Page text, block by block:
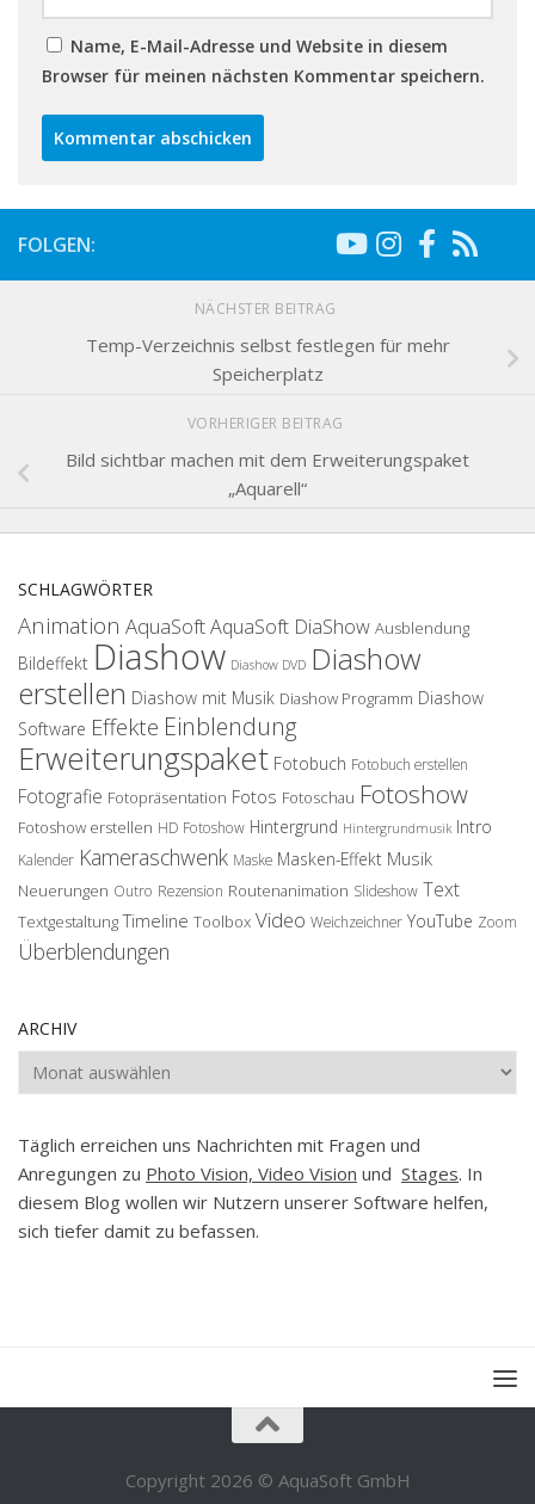
Name, E-Mail-Adresse und Website in diesem
Browser für meinen nächsten Kommentar speichern.
FOLGEN:
NÄCHSTER BEITRAG
Temp-Verzeichnis selbst festlegen für mehr
Speicherplatz
VORHERIGER BEITRAG
Bild sichtbar machen mit dem Erweiterungspaket
„Aquarell“
SCHLAGWÖRTER
Animation AquaSoftAquaSoft DiaShow Ausblendung
Bildeffekt Diashow Diashow DVD Diashow
erstellen Diashow mit Musik Diashow Programm Diashow
Software Effekte Einblendung
Erweiterungspaket Fotobuch Fotobuch erstellen
Fotografie Fotopräsentation Fotos Fotoschau Fotoshow
Fotoshow erstellen HD Fotoshow Hintergrund Hintergrundmusik Intro
Kalender Kameraschwenk Maske Masken-Effekt Musik
Neuerungen Outro Rezension Routenanimation Slideshow Text
Textgestaltung Timeline Toolbox Video Weichzeichner YouTube Zoom
Überblendungen
ARCHIV
Archiv
Täglich erreichen uns Nachrichten mit Fragen und
Anregungen zu Photo Vision, Video Vision und Stages. In
diesem Blog wollen wir Nutzern unserer Software helfen,
sich tiefer damit zu befassen.
Copyright 2026 © AquaSoft GmbH